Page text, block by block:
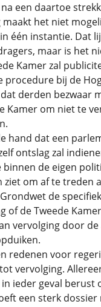
een daartoe
het niet
één instantie. Dat
maar is het
Kamer zal
bij de
derden bezwaar
Kamer om niet te
hand dat een
ontslag zal
de eigen
om af te treden
de
of de Tweede
vervolging door
redenen voor
vervolging.
ieder geval berust
een sterk